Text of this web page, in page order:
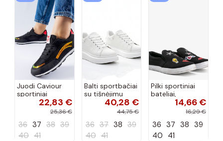
Juodi Caviour
sportiniai
sportbačiai22,83 €
25,36 €
36 37 38 39
40 41
Balti sportbačiai
su tišnėjimu
Peyton40,28 €
44,75 €
36 37 38 39
40 41
Pilki sportiniai
bateliai,
„Justice"14,66 €
16,29 €
36 37 38 39
40 41